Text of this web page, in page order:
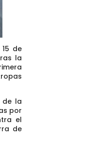
de
la
de la
por
el
de